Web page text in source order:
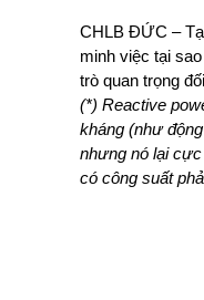
CHLB ĐỨC – Tại hội chợ thương mại Hannover Messe 2026, công ty KBR EnergyManagement đã chứng
minh việc tại
trò quan trọng
(*) Reactive
kháng (như
nhưng nó lại
có công suất